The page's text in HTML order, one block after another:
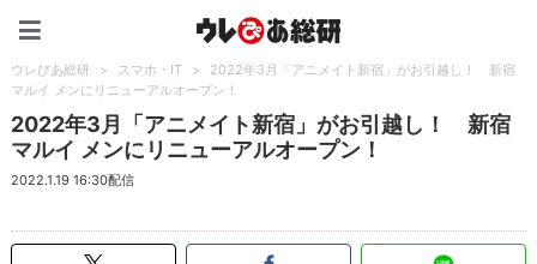
ウレぴあ総研 > スマホ・IT >
2022年3月「アニメイト新宿」がお引越し！ 新宿
マルイ メンにリニューアルオープン！
2022年3月「アニメイト新宿」がお引越し！ 新宿
マルイ メンにリニューアルオープン！
2022.1.19 16:30配信